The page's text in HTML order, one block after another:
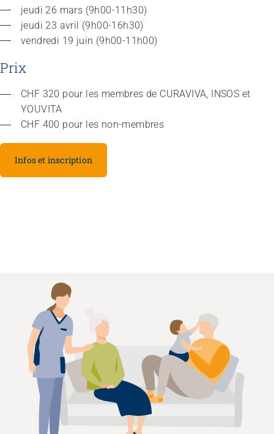
jeudi 26 mars (9h00-11h30)
jeudi 23 avril (9h00-16h30)
vendredi 19 juin (9h00-11h00)
Prix
CHF 320 pour les membres de CURAVIVA, INSOS et
YOUVITA
CHF 400 pour les non-membres
Infos et inscription